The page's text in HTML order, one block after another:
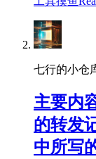
七行的小仓
主要内
的转发
中所写